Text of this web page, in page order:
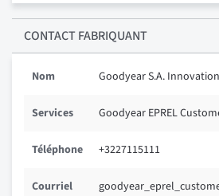
CONTACT FABRIQUANT
Nom Goodyear S.A.
Services Goodyear EPREL
Téléphone +3227115111
Courriel